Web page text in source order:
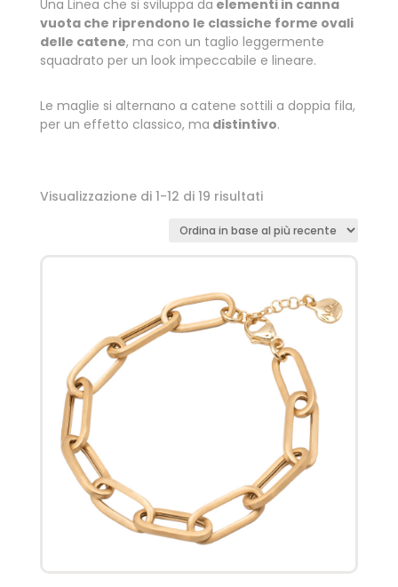
Una Linea che si sviluppa da elementi in canna
vuota che riprendono le classiche forme ovali
delle catene, ma con un taglio leggermente
squadrato per un look impeccabile e lineare.
Le maglie si alternano a catene sottili a doppia fila,
per un effetto classico, ma distintivo.
Visualizzazione di 1-12 di 19 risultati